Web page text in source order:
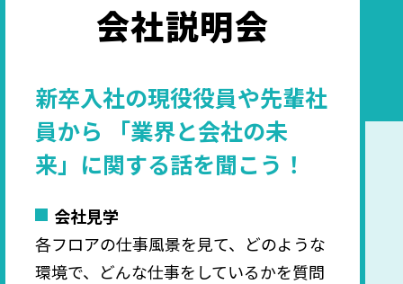
会社説明会
新卒入社の現役役員や先輩社
員から 「業界と会社の未
来」に関する話を聞こう！
会社見学
各フロアの仕事風景を見て、どのような
環境で、どんな仕事をしているかを質問